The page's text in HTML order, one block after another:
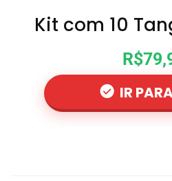
Kit com 10
IR